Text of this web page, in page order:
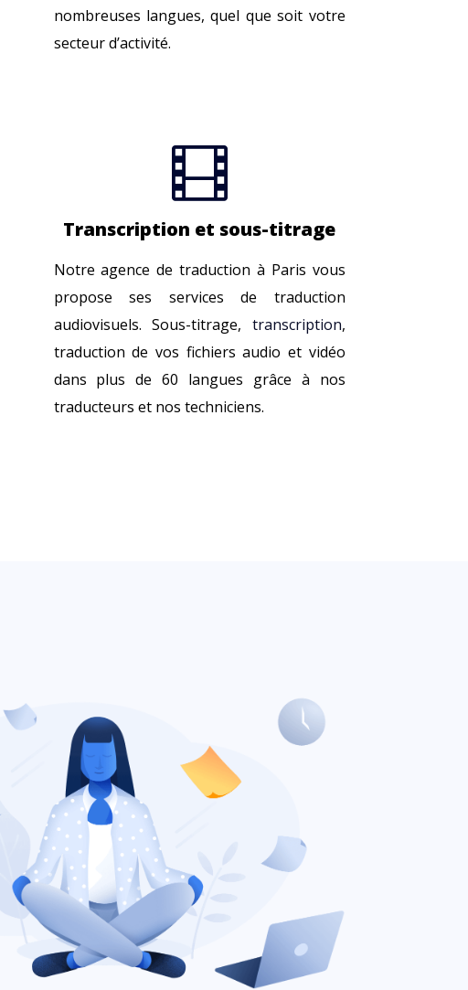
nombreuses langues, quel que soit votre
secteur d’activité.

Transcription et sous-titrage
Notre agence de traduction à Paris vous
propose ses services de traduction
audiovisuels. Sous-titrage, transcription,
traduction de vos fichiers audio et vidéo
dans plus de 60 langues grâce à nos
traducteurs et nos techniciens.